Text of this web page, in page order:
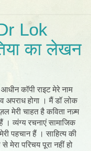
Lok
का लेखन
कॉपी राइट मेरे नाम
अपराध होगा । मैं डॉ लोक
मेरी चाहत है कविता नज़्म
व्यंग्य रचनाएं सामाजिक
पहचान हैं । साहित्य की
मेरा परिचय पूरा नहीं हो